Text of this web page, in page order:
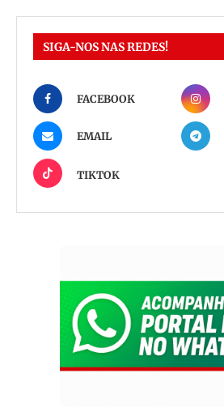
SIGA-NOS NAS REDES!
FACEBOOK
EMAIL
TIKTOK